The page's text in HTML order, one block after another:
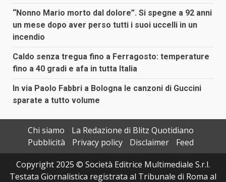
“Nonno Mario morto dal dolore”. Si spegne a 92 anni
un mese dopo aver perso tutti i suoi uccelli in un
incendio
Caldo senza tregua fino a Ferragosto: temperature
fino a 40 gradi e afa in tutta Italia
In via Paolo Fabbri a Bologna le canzoni di Guccini
sparate a tutto volume
Chi siamo
La Redazione di Blitz Quotidiano
Pubblicità
Privacy policy Disclaimer
Feed
Copyright 2025 © Società Editrice Multimediale S.r.l.
Testata Giornalistica registrata al Tribunale di Roma al